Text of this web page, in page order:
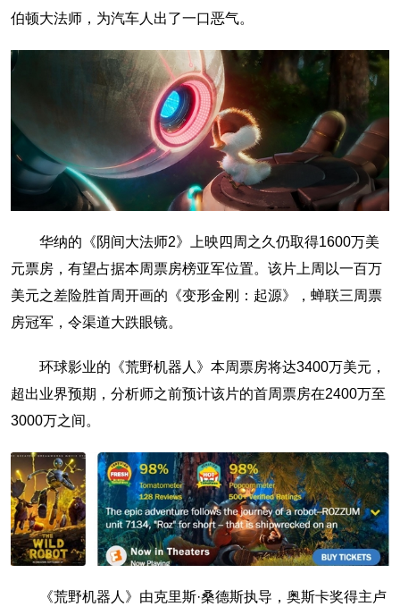
伯顿大法师，为汽车人出了一口恶气。
华纳的《阴间大法师2》上映四周之久仍取得1600万美
元票房，有望占据本周票房榜亚军位置。该片上周以一百万
美元之差险胜首周开画的《变形金刚：起源》，蝉联三周票
房冠军，令渠道大跌眼镜。
环球影业的《荒野机器人》本周票房将达3400万美元，
超出业界预期，分析师之前预计该片的首周票房在2400万至
3000万之间。
《荒野机器人》由克里斯·桑德斯执导，奥斯卡奖得主卢